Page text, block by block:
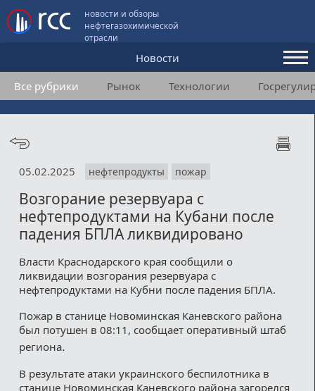
новости и обзоры
нефтегазохимической
отрасли
Новости
Аналитика и мнения
Конференции
Подписка
Пользовательское соглашение
Медиакит
Контакты
Все рубрики Рынок Технологии
05.02.2025 нефтепродукты пожар
Возгорание резервуара с
нефтепродуктами на Кубани после
падения БПЛА ликвидировано
Власти Краснодарского края сообщили о
ликвидации возгорания резервуара с
нефтепродуктами на Кубни после падения БПЛА.
Пожар в станице Новоминская Каневского района
был потушен в 08:11, сообщает оперативный штаб
региона.
В результате атаки украинского беспилотника в
станице Новоминская Каневского района загорелся